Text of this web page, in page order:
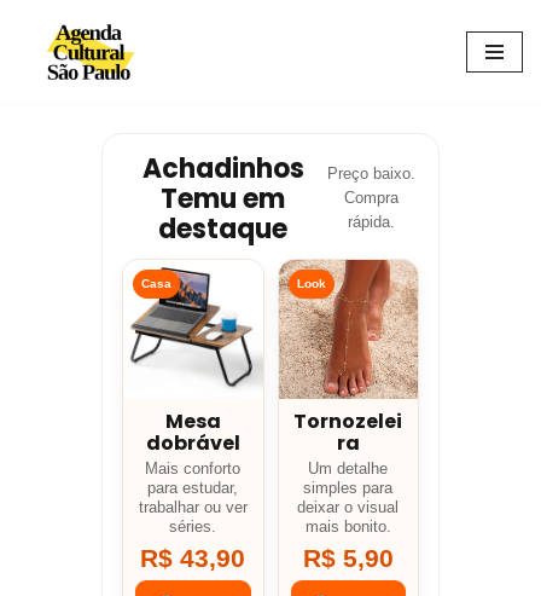
Avançar
Achadinhos
Temu em
destaque
Preço baixo.
Compra
rápida.
Casa
Mesa
dobrável
Mais conforto
para estudar,
trabalhar ou ver
séries.
R$ 43,90
Look
Tornozelei
ra
Um detalhe
simples para
deixar o visual
mais bonito.
R$ 5,90